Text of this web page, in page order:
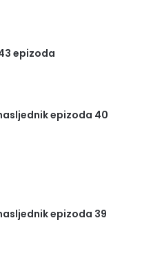
epizoda
epizoda 40
epizoda 39